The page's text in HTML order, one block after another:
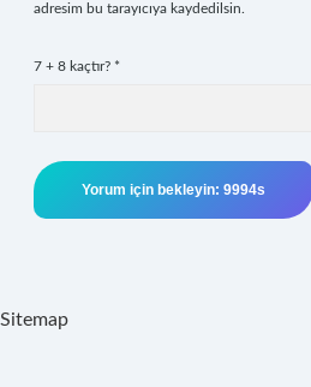
adresim bu tarayıcıya kaydedilsin.
7 + 8 kaçtır? *
Sitemap